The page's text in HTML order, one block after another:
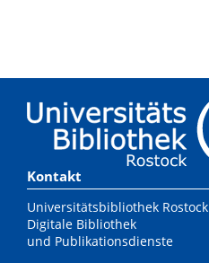
Kontakt
Universitätsbibliothek Rostock
Digitale Bibliothek
und Publikationsdienste